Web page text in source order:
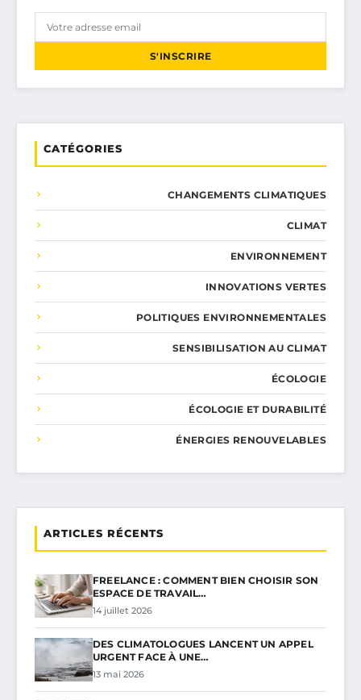
S'INSCRIRE
CATÉGORIES
CHANGEMENTS CLIMATIQUES
CLIMAT
ENVIRONNEMENT
INNOVATIONS VERTES
POLITIQUES ENVIRONNEMENTALES
SENSIBILISATION AU CLIMAT
ÉCOLOGIE
ÉCOLOGIE ET DURABILITÉ
ÉNERGIES RENOUVELABLES
ARTICLES RÉCENTS
FREELANCE : COMMENT BIEN CHOISIR SON
ESPACE DE TRAVAIL…
14 juillet 2026
DES CLIMATOLOGUES LANCENT UN APPEL
URGENT FACE À UNE…
13 mai 2026